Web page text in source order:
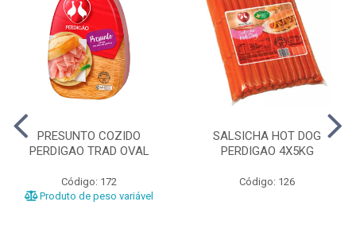
PRESUNTO COZIDO
PERDIGAO TRAD OVAL
Código: 172
Produto de peso variável
SALSICHA HOT DOG
PERDIGAO 4X5KG
Código: 126